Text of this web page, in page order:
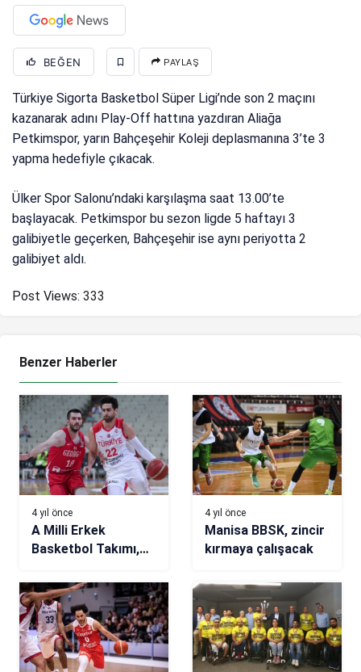
BEĞEN PAYLAŞ
Türkiye Sigorta Basketbol Süper Ligi’nde son 2 maçını
kazanarak adını Play-Off hattına yazdıran Aliağa
Petkimspor, yarın Bahçeşehir Koleji deplasmanına 3’te 3
yapma hedefiyle çıkacak.
Ülker Spor Salonu’ndaki karşılaşma saat 13.00’te
başlayacak. Petkimspor bu sezon ligde 5 haftayı 3
galibiyetle geçerken, Bahçeşehir ise aynı periyotta 2
galibiyet aldı.
Post Views: 333
Benzer Haberler
4 yıl önce
A Milli Erkek
Basketbol Takımı,
Turnuvası’na
galibiyetle başladı
4 yıl önce
Manisa BBSK, zincir
kırmaya çalışacak